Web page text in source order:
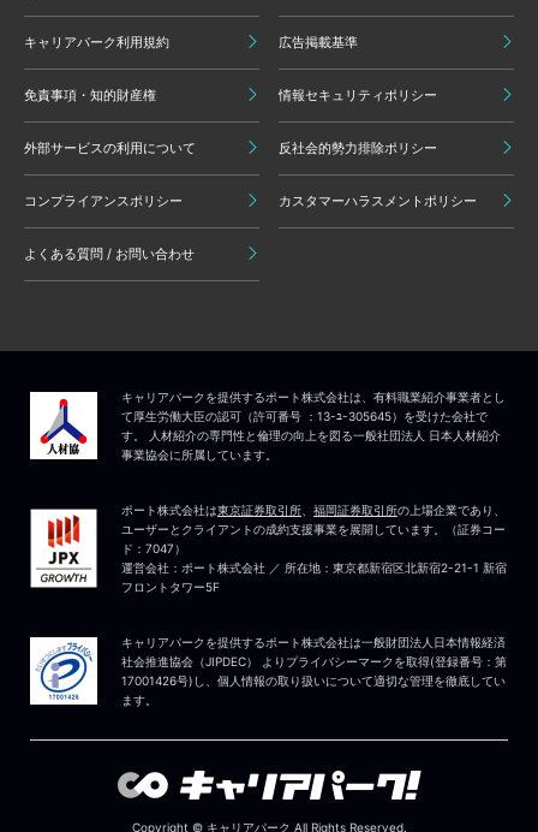
キャリアパーク利用規約 広告掲載基準
免責事項・知的財産権 情報セキュリティポリシー
外部サービスの利用について 反社会的勢力排除ポリシー
コンプライアンスポリシー カスタマーハラスメントポリシー
よくある質問 / お問い合わせ